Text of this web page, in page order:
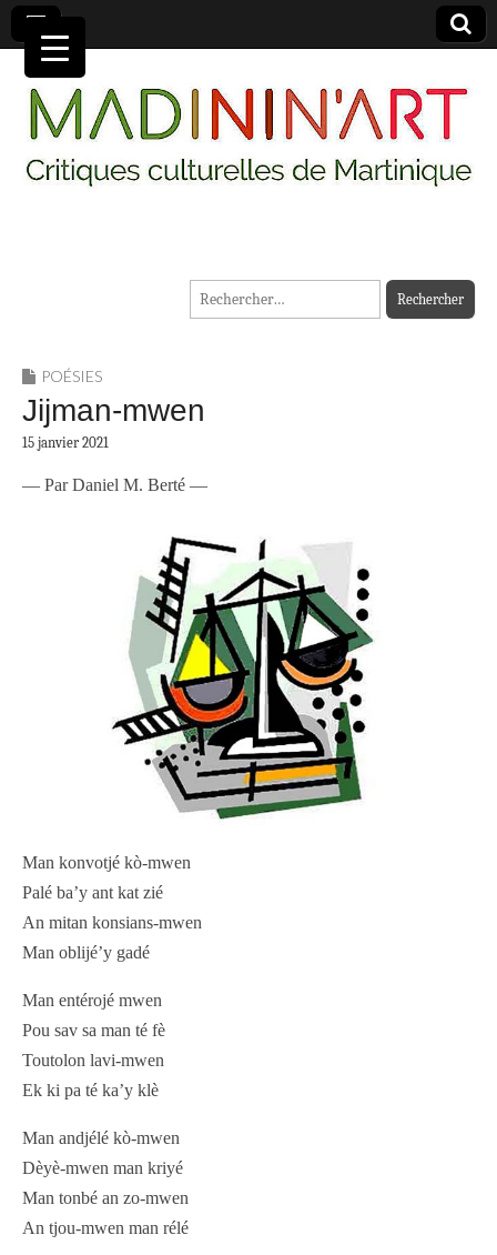
MADININ'ART
Rechercher :
POÉSIES
Jijman-mwen
15 janvier 2021
— Par Daniel M. Berté —
Man konvotjé kò-mwen
Palé ba’y ant kat zié
An mitan konsians-mwen
Man oblijé’y gadé
Man entérojé mwen
Pou sav sa man té fè
Toutolon lavi-mwen
Ek ki pa té ka’y klè
Man andjélé kò-mwen
Dèyè-mwen man kriyé
Man tonbé an zo-mwen
An tjou-mwen man rélé